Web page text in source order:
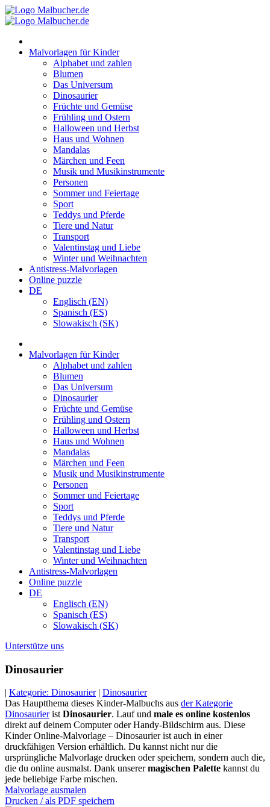
Zum
Inhalt
Malvorlagen für Kinder
Alphabet und zahlen
Blumen
Das Universum
Dinosaurier
Früchte und Gemüse
Frühling und Ostern
Halloween und Herbst
Haus und Wohnen
Mandalas
Märchen und Feen
Musik und Musikinstrumente
Personen
Sommer und Feiertage
Sport
Teddys und Pferde
Tiere und Natur
Transport
Valentinstag und Liebe
Winter und Weihnachten
Antistress-Malvorlagen
Online puzzle
DE
Englisch (EN)
Spanisch (ES)
Slowakisch (SK)
Malvorlagen für Kinder
Alphabet und zahlen
Blumen
Das Universum
Dinosaurier
Früchte und Gemüse
Frühling und Ostern
Halloween und Herbst
Haus und Wohnen
Mandalas
Märchen und Feen
Musik und Musikinstrumente
Personen
Sommer und Feiertage
Sport
Teddys und Pferde
Tiere und Natur
Transport
Valentinstag und Liebe
Winter und Weihnachten
Antistress-Malvorlagen
Online puzzle
DE
Englisch (EN)
Spanisch (ES)
Slowakisch (SK)
Unterstütze uns
Dinosaurier
| Kategorie: Dinosaurier| Dinosaurier
Das Hauptthema dieses Kinder-Malbuchs aus der Kategorie
DinosaurieristDinosaurier. Lauf und male es online kostenlos
direkt auf deinem Computer oder Handy-Bildschirm aus. Diese
Kinder Online-Malvorlage – Dinosaurier ist auch in einer
druckfähigen Version erhältlich. Du kannst nicht nur die
ursprüngliche Malvorlage drucken oder speichern, sondern auch die,
die du online ausmalst. Dank unserermagischen Palette kannst du
jede beliebige Farbe mischen.
Malvorlage ausmalen
Drucken / als PDF speichern